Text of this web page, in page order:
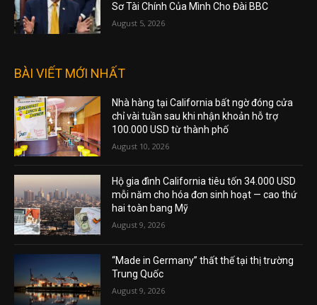
Sơ Tài Chính Của Mình Cho Đài BBC
August 5, 2026
BÀI VIẾT MỚI NHẤT
Nhà hàng tại California bất ngờ đóng cửa
chỉ vài tuần sau khi nhận khoản hỗ trợ
100.000 USD từ thành phố
August 10, 2026
Hộ gia đình California tiêu tốn 34.000 USD
mỗi năm cho hóa đơn sinh hoạt — cao thứ
hai toàn bang Mỹ
August 9, 2026
“Made in Germany” thất thế tại thị trường
Trung Quốc
August 9, 2026